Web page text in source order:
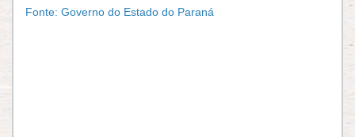
Fonte: Governo do Estado do Paraná